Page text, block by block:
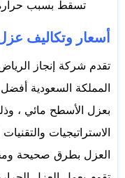
تسقط بسبب
أسعار وتكاليف
تقدم شركة إنجاز
المملكة السعودية
بعزل الأسطح مائي ،
الاستراتيجيات
العزل بطرق صحيحة